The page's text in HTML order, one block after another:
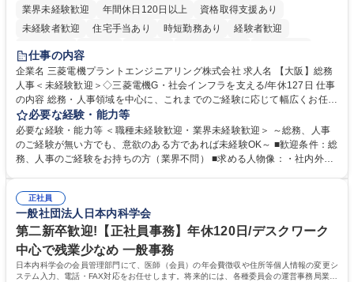
業界未経験歓迎
年間休日120日以上
資格取得支援あり
未経験者歓迎
住宅手当あり 時短勤務あり
経験者歓迎
退職金あり
駅近5分以内
土日祝休み 服装自由 寮・社宅あり 食事補助あり
仕事の内容
企業名 三菱電機プラントエンジニアリング株式会社 求人名 【大阪】総務
人事＜未経験歓迎＞◇三菱電機G・社会インフラを支える/年休127日 仕事
の内容 総務・人事領域を中心に、これまでのご経験に応じて幅広くお任せ
します。 ＜具体的には＞ ・総務/人事労務（給与・社保・勤怠管理など）
・採用・教育研修 ・福利厚生運用 など ※基本的には事務所勤務ですが、
採用や教育等の業務内容により、関西圏以外への日帰り・宿泊を伴う国内
出張もございます。 ※担当業務を持ちつつ、お互いに助け合いながら、総
必要な経験・能力等
必要な経験・能力等 ＜職種未経験歓迎・業界未経験歓迎＞ ～総務、人事
のご経験が無い方でも、意欲のある方であれば未経験OK～ ■歓迎条件：総
務、人事のご経験をお持ちの方（業界不問） ■求める人物像：・社内外の
正社員
一般社団法人日本内科学会
第二新卒歓迎!【正社員事務】年休120日/デスクワーク
中心で残業少なめ 一般事務
日本内科学会の会員管理部門にて、医師（会員）の年会費徴収や住所等個人情報の変更シ
ステム入力、電話・FAX対応をお任せします。将来的には、各種委員会の運営事務局業務